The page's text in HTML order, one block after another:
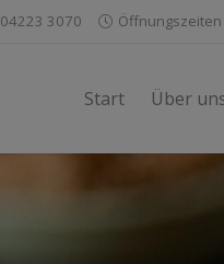
04223 3070 Öffnungszeiten
Start Über